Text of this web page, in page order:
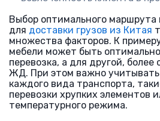
Выбор оптимального маршрута
для доставки грузов из Китая
множества факторов. К
мебели может быть
перевозка, а для другой,
ЖД. При этом важно учитывать
каждого вида транспорта,
перевозки хрупких элементов
температурного режима.